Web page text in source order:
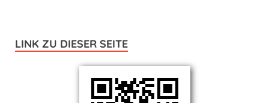
LINK ZU DIESER SEITE